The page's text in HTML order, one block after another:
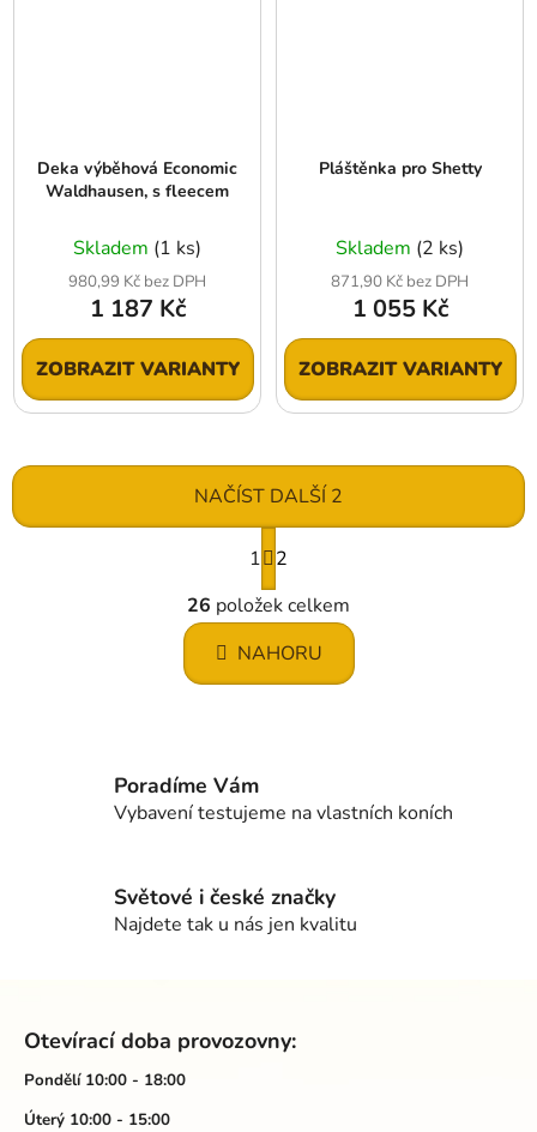
Deka výběhová Economic
Waldhausen, s fleecem
Skladem (1 ks)
980,99 Kč bez DPH
1 187 Kč
ZOBRAZIT VARIANTY
Pláštěnka pro Shetty
Skladem (2 ks)
871,90 Kč bez DPH
1 055 Kč
ZOBRAZIT VARIANTY
O
v
l
á
d
r
y
v
s
NAČÍST DALŠÍ 2
S
t
r
á
n
k
1
2
26 položek celkem
NAHORU
Poradíme Vám
Vybavení testujeme na vlastních koních
Světové i české značky
Najdete tak u nás jen kvalitu
Otevírací doba provozovny:
Pondělí 10:00 - 18:00
Úterý 10:00 - 15:00